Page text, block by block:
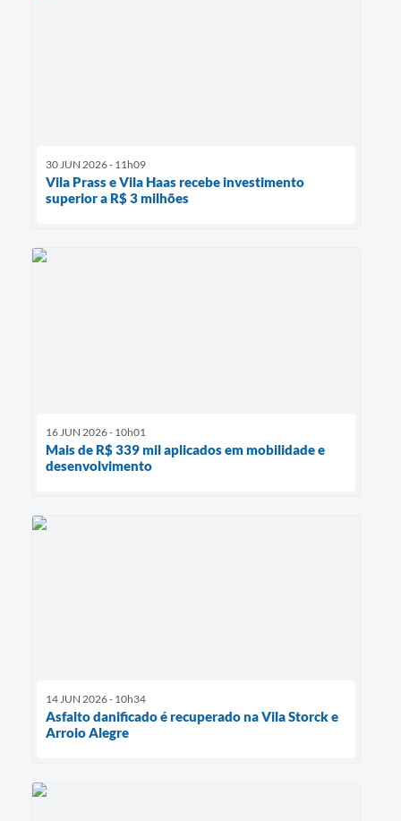
30 JUN 2026 - 11h09
Vila Prass e Vila Haas recebe investimento
superior a R$ 3 milhões
16 JUN 2026 - 10h01
Mais de R$ 339 mil aplicados em mobilidade e
desenvolvimento
14 JUN 2026 - 10h34
Asfalto danificado é recuperado na Vila Storck e
Arroio Alegre